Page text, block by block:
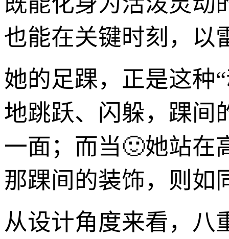
也能在关键时刻，以
她的足踝，正是这种
地跳跃、闪躲，踝间
一面；而当🙂她站在
那踝间的装饰，则如
从设计角度来看，八